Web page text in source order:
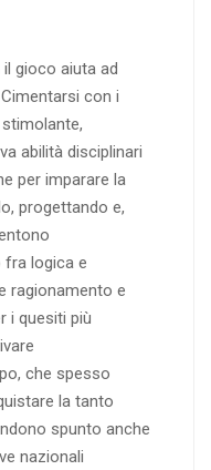
gioco aiuta ad
con i
abilità disciplinari
per imparare la
progettando e,
fra logica e
ragionamento e
i quesiti più
che spesso
la tanto
spunto anche
nazionali